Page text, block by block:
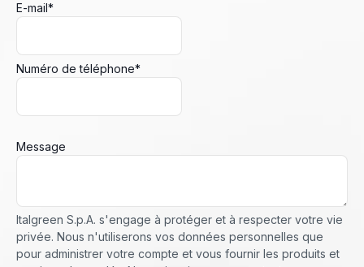
E-mail*
Numéro de téléphone*
Message
Italgreen S.p.A. s'engage à protéger et à respecter votre vie
privée. Nous n'utiliserons vos données personnelles que
pour administrer votre compte et vous fournir les produits et